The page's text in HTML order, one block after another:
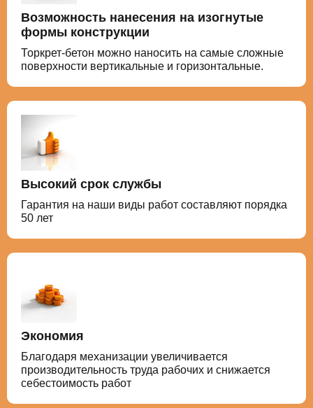
Возможность нанесения на изогнутые
формы конструкции
Торкрет-бетон можно наносить на самые сложные
поверхности вертикальные и горизонтальные.
Высокий срок службы
Гарантия на наши виды работ составляют порядка
50 лет
Экономия
Благодаря механизации увеличивается
производительность труда рабочих и снижается
себестоимость работ